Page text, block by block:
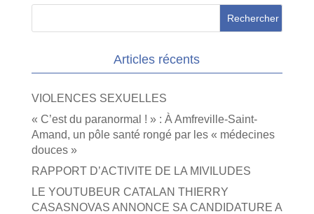
Articles récents
VIOLENCES SEXUELLES
« C’est du paranormal ! » : À Amfreville-Saint-
Amand, un pôle santé rongé par les « médecines
douces »
RAPPORT D’ACTIVITE DE LA MIVILUDES
LE YOUTUBEUR CATALAN THIERRY
CASASNOVAS ANNONCE SA CANDIDATURE A